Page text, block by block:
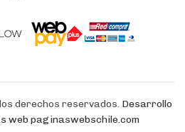
derechos reservados. Desarrollo
web paginaswebschile.com